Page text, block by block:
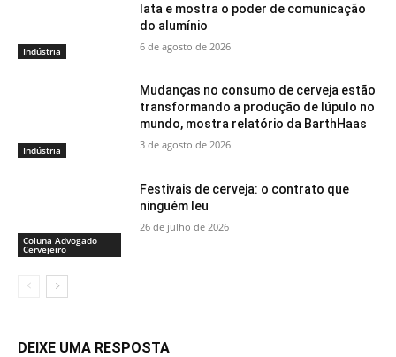
Indústria
lata e mostra o poder de comunicação
do alumínio
6 de agosto de 2026
Indústria
Mudanças no consumo de cerveja estão
transformando a produção de lúpulo no
mundo, mostra relatório da BarthHaas
3 de agosto de 2026
Coluna Advogado
Cervejeiro
Festivais de cerveja: o contrato que
ninguém leu
26 de julho de 2026
DEIXE UMA RESPOSTA